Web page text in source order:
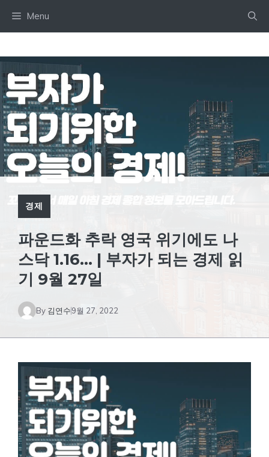
Menu
경제
파운드화 추락 영국 위기에도 나
스닥 1.16… | 부자가 되는 경제 읽
기 9월 27일
By 김연수9월 27, 2022